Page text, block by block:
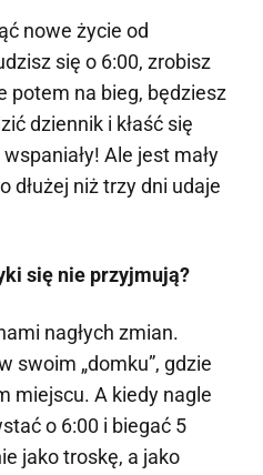
nowe życie od
się o 6:00, zrobisz
potem na bieg, będziesz
dziennik i kłaść się
Ale jest mały
dłużej niż trzy dni udaje
się nie przyjmują?
nagłych zmian.
swoim „domku”, gdzie
miejscu. A kiedy nagle
o 6:00 i biegać 5
jako troskę, a jako